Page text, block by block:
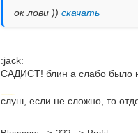
ок лови ))скачать
:jack:
САДИСТ! блин а слабо было
слуш, если не сложно, то